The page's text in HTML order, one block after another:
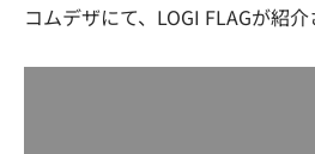
コムデザにて、LOGI FLAGが紹介